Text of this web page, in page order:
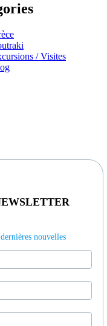
/ Visites
nouvelles